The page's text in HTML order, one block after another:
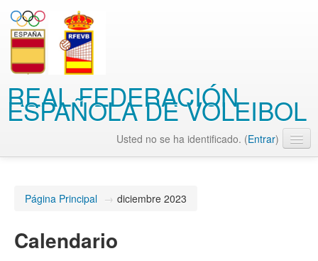
REAL FEDERACIÓN
ESPAÑOLA DE VOLEIBOL
Usted no se ha identificado. (Entrar)
Página Principal → diciembre 2023
Calendario